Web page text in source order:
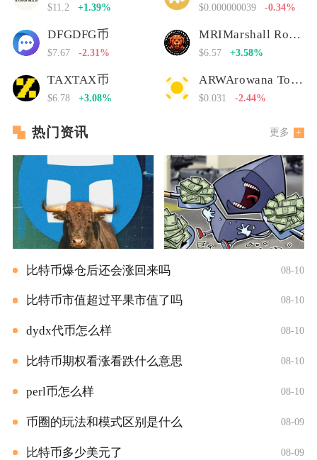
$11.2 +1.39% $0.000000039 -0.34%
DFGDFG币
$7.67 -2.31%
MRIMarshall Rogan Inu
$6.57 +3.58%
TAXTAX币
$6.78 +3.08%
ARWArowana Token
$0.031 -2.44%
热门资讯 更多
比特币爆仓后还会涨回来吗 08-10
比特币市值超过平果市值了吗 08-10
dydx代币怎么样 08-10
比特币期权看涨看跌什么意思 08-10
perl币怎么样 08-10
币圈的玩法和模式区别是什么 08-09
比特币多少美元了 08-09